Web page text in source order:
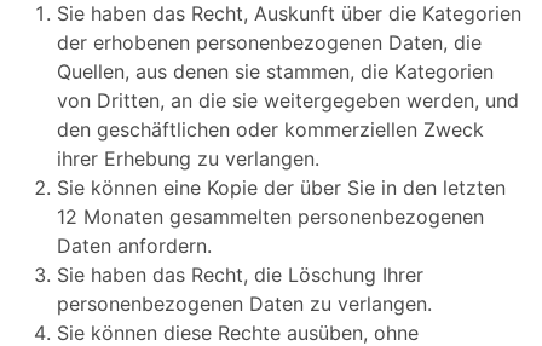
Sie haben das Recht, Auskunft über die Kategorien
der erhobenen personenbezogenen Daten, die
Quellen, aus denen sie stammen, die Kategorien
von Dritten, an die sie weitergegeben werden, und
den geschäftlichen oder kommerziellen Zweck
ihrer Erhebung zu verlangen.
Sie können eine Kopie der über Sie in den letzten
12 Monaten gesammelten personenbezogenen
Daten anfordern.
Sie haben das Recht, die Löschung Ihrer
personenbezogenen Daten zu verlangen.
Sie können diese Rechte ausüben, ohne